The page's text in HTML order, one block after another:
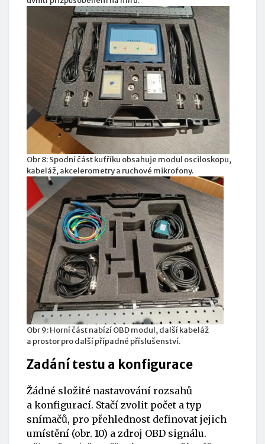
Obr 8: Spodní část kufříku obsahuje modul osciloskopu,
kabeláž, akcelerometry a ruchové mikrofony.
Obr 9: Horní část nabízí OBD modul, další kabeláž
a prostor pro další případné příslušenství.
Zadání testu a konfigurace
Žádné složité nastavování rozsahů
a konfigurací. Stačí zvolit počet a typ
snímačů, pro přehlednost definovat jejich
umístění (obr. 10) a zdroj OBD signálu.